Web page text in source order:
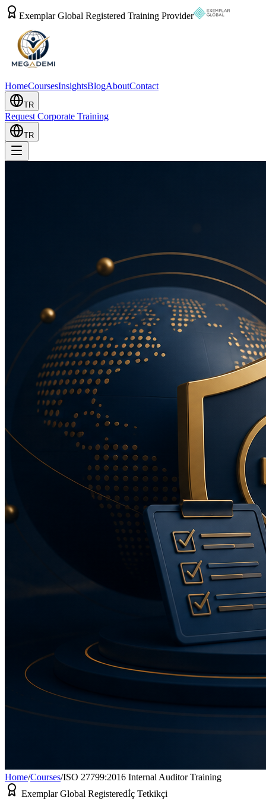
Exemplar Global Registered Training Provider
HomeCoursesInsightsBlogAboutContact
TR
Request Corporate Training
TR
Home/Courses/ISO 27799:2016 Internal Auditor Training
Exemplar Global Registeredİç Tetkikçi